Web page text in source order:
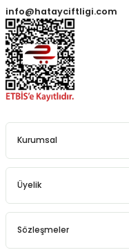
info@hatayciftligi.com
Kurumsal
Üyelik
Sözleşmeler